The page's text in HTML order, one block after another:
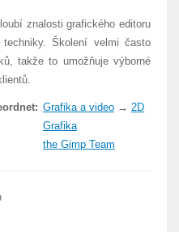
znalosti grafického editoru
Školení velmi často
takže to umožňuje výborné
Grafika a video → 2D
Grafika
the Gimp Team